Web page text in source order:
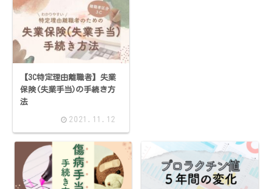
【3C特定理由離職者】失業
保険(失業手当)の手続き方
法
2021.11.12